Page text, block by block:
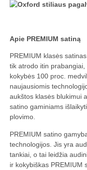
Apie PREMIUM satiną
PREMIUM klasės
tik atrodo itin
kokybės 100 proc.
naujausiomis
aukštos klasės blukimui
satino gaminiams
plovimo.
PREMIUM satino
technologijos. Jis yra
tankiai, o tai leidžia
ir kokybiškas PREMIUM